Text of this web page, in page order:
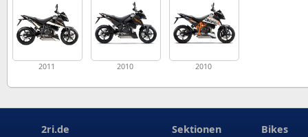
2011 2010 2010
2ri.de Sektionen Bikes